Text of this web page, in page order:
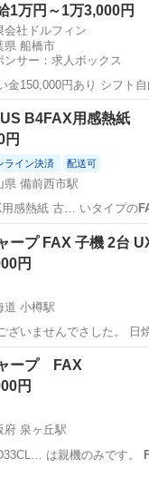
1万円～1万3,000円
会社ドルフィン
県 船橋市
ンサー：求人ボックス
金150,000円あり シフト
自転車・バイク通勤OK ・
も可能です! <仕事内容>
B4FAX用感熱紙
円
ライン決済 配送可
県 備前西市駅
用感熱紙 古… いタイプの
備前西市駅 電話、ＦＡＸ
シャープ FAX 子
円
道 小樽駅
ざいませんでさした。 日
を御理解頂ける方宜しくお願
小樽駅 電話、ＦＡＸ
ープ FAX
円
府 泉ヶ丘駅
は親機のみです。